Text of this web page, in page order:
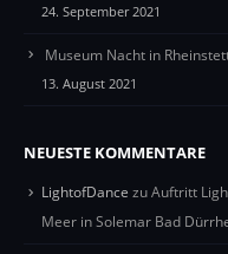
24. September 2021
Museum Nacht in
13. August 2021
NEUESTE KOMMENTARE
LightofDance zuAuftritt
Meer in Solemar Bad